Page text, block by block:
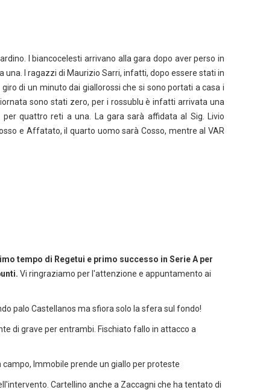
I biancocelesti arrivano alla gara dopo aver perso in
una. I ragazzi di Maurizio Sarri, infatti, dopo essere stati in
di un minuto dai giallorossi che si sono portati a casa i
sono stati zero, per i rossublu è infatti arrivata una
quattro reti a una. La gara sarà affidata al Sig. Livio
e Affatato, il quarto uomo sarà Cosso, mentre al VAR
tempo di Regetui e primo successo in Serie A per
Vi ringraziamo per l'attenzione e appuntamento ai
palo Castellanos ma sfiora solo la sfera sul fondo!
di grave per entrambi. Fischiato fallo in attacco a
Immobile prende un giallo per proteste
Cartellino anche a Zaccagni che ha tentato di